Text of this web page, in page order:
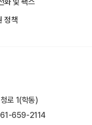
정책
로 1(학동)
659-2114